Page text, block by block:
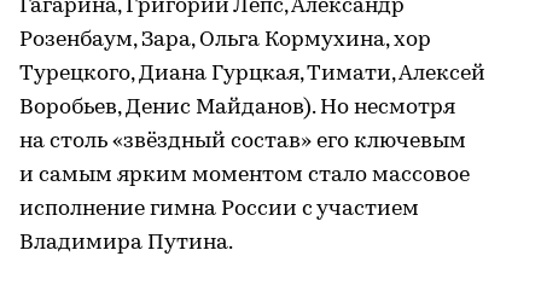
Гагарина, Григорий Лепс, Александр
Розенбаум, Зара, Ольга Кормухина, хор
Турецкого, Диана Гурцкая, Тимати, Алексей
Воробьев, Денис Майданов). Но несмотря
на столь «звёздный состав» его ключевым
и самым ярким моментом стало массовое
исполнение гимна России с участием
Владимира Путина.